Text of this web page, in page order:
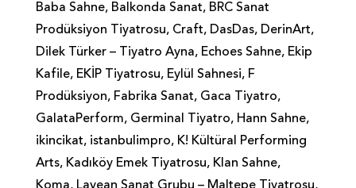
Baba Sahne, Balkonda Sanat, BRC Sanat
Prodüksiyon Tiyatrosu, Craft, DasDas, DerinArt,
Dilek Türker – Tiyatro Ayna, Echoes Sahne, Ekip
Kafile, EKİP Tiyatrosu, Eylül Sahnesi, F
Prodüksiyon, Fabrika Sanat, Gaca Tiyatro,
GalataPerform, Germinal Tiyatro, Hann Sahne,
ikincikat, istanbulimpro, K! Kültüral Performing
Arts, Kadıköy Emek Tiyatrosu, Klan Sahne,
Koma, Lavean Sanat Grubu – Maltepe Tiyatrosu,